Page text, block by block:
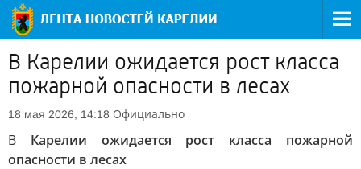
В Карелии ожидается рост класса
пожарной опасности в лесах
18 мая 2026, 14:18 Официально
В Карелии ожидается рост класса пожарной
опасности в лесах